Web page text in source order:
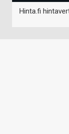
Hinta.fi